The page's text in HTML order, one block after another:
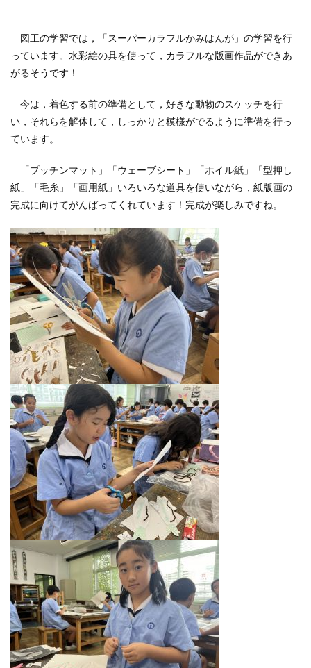
図工の学習では，「スーパーカラフルかみはんが」の学習を行
っています。水彩絵の具を使って，カラフルな版画作品ができあ
がるそうです！
今は，着色する前の準備として，好きな動物のスケッチを行
い，それらを解体して，しっかりと模様がでるように準備を行っ
ています。
「プッチンマット」「ウェーブシート」「ホイル紙」「型押し
紙」「毛糸」「画用紙」いろいろな道具を使いながら，紙版画の
完成に向けてがんばってくれています！完成が楽しみですね。